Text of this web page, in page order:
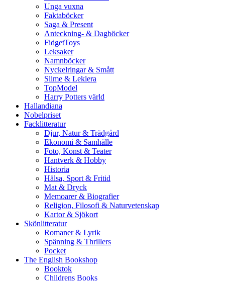
Unga vuxna
Faktaböcker
Saga & Present
Anteckning- & Dagböcker
FidgetToys
Leksaker
Namnböcker
Nyckelringar & Smått
Slime & Leklera
TopModel
Harry Potters värld
Hallandiana
Nobelpriset
Facklitteratur
Djur, Natur & Trädgård
Ekonomi & Samhälle
Foto, Konst & Teater
Hantverk & Hobby
Historia
Hälsa, Sport & Fritid
Mat & Dryck
Memoarer & Biografier
Religion, Filosofi & Naturvetenskap
Kartor & Sjökort
Skönlitteratur
Romaner & Lyrik
Spänning & Thrillers
Pocket
The English Bookshop
Booktok
Childrens Books